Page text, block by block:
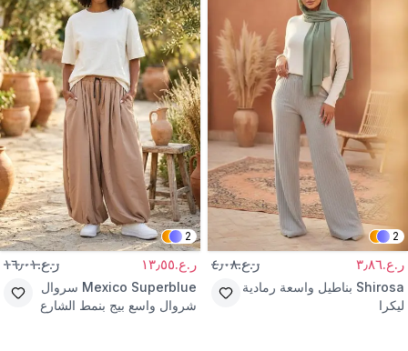
2
ر.ع.٣٫٨٦ ر.ع.٤٫٠٨
Shirosa بناطيل واسعة رمادية
ليكرا
2
ر.ع.١٣٫٥٥ ر.ع.١٦٫٠١
Mexico Superblue سروال
شروال واسع بيج بنمط الشارع